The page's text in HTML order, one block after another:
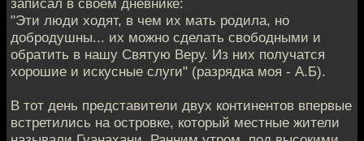
записал в своем дневнике:
"Эти люди ходят, в чем их мать родила, но
добродушны... их можно сделать свободными и
обратить в нашу Святую Веру. Из них получатся
хорошие и искусные слуги" (разрядка моя - А.Б).
В тот день представители двух континентов впервые
встретились на островке, который местные жители